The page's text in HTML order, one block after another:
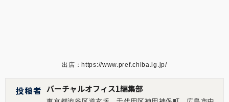
出店： https://www.pref.chiba.lg.jp/
投稿者 バーチャルオフィス1編集部